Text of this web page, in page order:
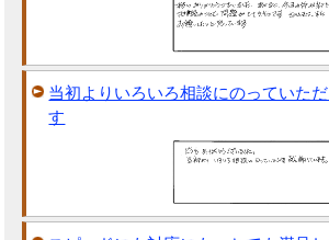
当初よりいろいろ相談にのっていた
す